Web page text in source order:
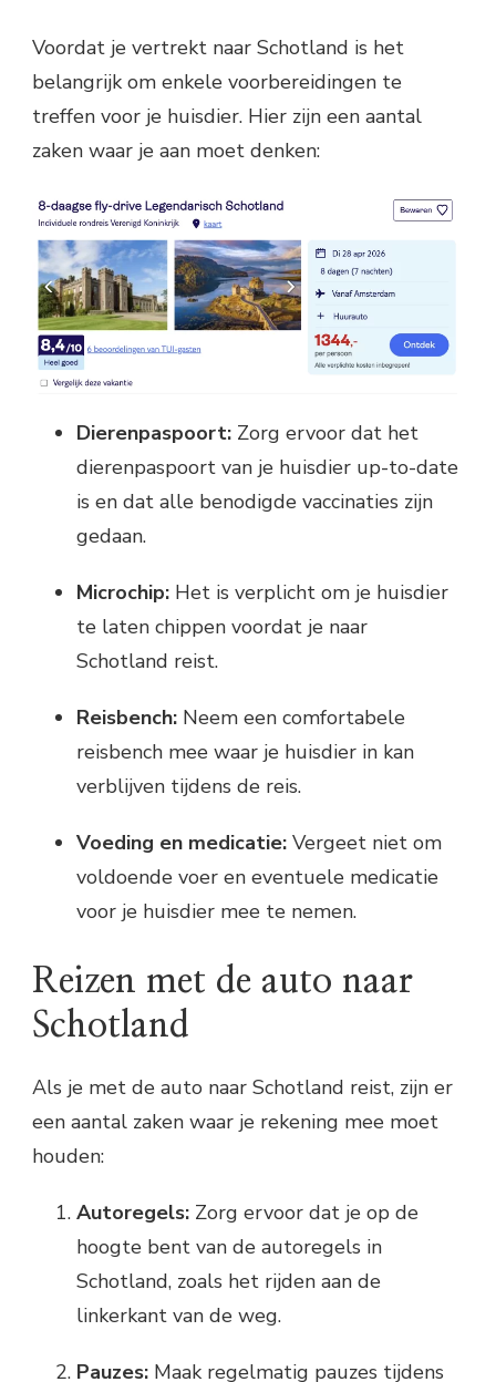
Voordat je vertrekt naar Schotland is het
belangrijk om enkele voorbereidingen te
treffen voor je huisdier. Hier zijn een aantal
zaken waar je aan moet denken:
Dierenpaspoort: Zorg ervoor dat het
dierenpaspoort van je huisdier up-to-date
is en dat alle benodigde vaccinaties zijn
gedaan.
Microchip: Het is verplicht om je huisdier
te laten chippen voordat je naar
Schotland reist.
Reisbench: Neem een comfortabele
reisbench mee waar je huisdier in kan
verblijven tijdens de reis.
Voeding en medicatie: Vergeet niet om
voldoende voer en eventuele medicatie
voor je huisdier mee te nemen.
Reizen met de auto naar
Schotland
Als je met de auto naar Schotland reist, zijn er
een aantal zaken waar je rekening mee moet
houden:
Autoregels: Zorg ervoor dat je op de
hoogte bent van de autoregels in
Schotland, zoals het rijden aan de
linkerkant van de weg.
Pauzes: Maak regelmatig pauzes tijdens